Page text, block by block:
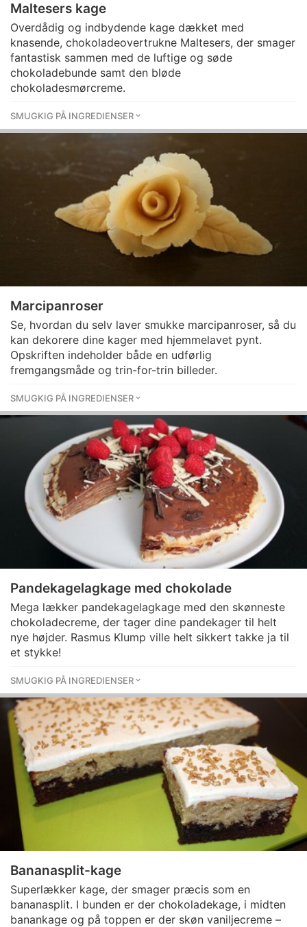
Maltesers kage
Overdådig og indbydende kage dækket med
knasende, chokoladeovertrukne Maltesers, der smager
fantastisk sammen med de luftige og søde
chokoladebunde samt den bløde
chokoladesmørcreme.
SMUGKIG PÅ INGREDIENSER
Marcipanroser
Se, hvordan du selv laver smukke marcipanroser, så du
kan dekorere dine kager med hjemmelavet pynt.
Opskriften indeholder både en udførlig
fremgangsmåde og trin-for-trin billeder.
SMUGKIG PÅ INGREDIENSER
Pandekagelagkage med chokolade
Mega lækker pandekagelagkage med den skønneste
chokoladecreme, der tager dine pandekager til helt
nye højder. Rasmus Klump ville helt sikkert takke ja til
et stykke!
SMUGKIG PÅ INGREDIENSER
Bananasplit-kage
Superlækker kage, der smager præcis som en
bananasplit. I bunden er der chokoladekage, i midten
banankage og på toppen er der skøn vaniljecreme –